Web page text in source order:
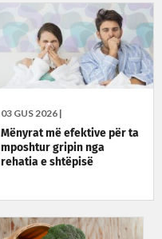
03 GUS 2026 |
Mënyrat më efektive për ta
mposhtur gripin nga
rehatia e shtëpisë